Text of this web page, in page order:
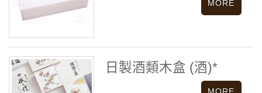
日製酒類木盒 (酒)*